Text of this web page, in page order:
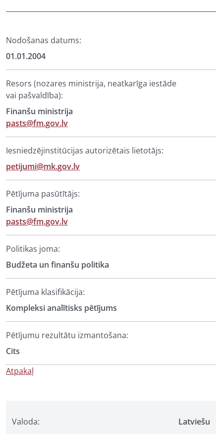
Valoda:
Latviešu
Nodošanas datums:
01.01.2004
Resors (nozares ministrija, neatkarīga iestāde
vai pašvaldība):
Finanšu ministrija
pasts@fm.gov.lv
Iesniedzējinstitūcijas autorizētais lietotājs:
petijumi@mk.gov.lv
Pētījuma pasūtītājs:
Finanšu ministrija
pasts@fm.gov.lv
Politikas joma:
Budžeta un finanšu politika
Pētījuma klasifikācija:
Kompleksi analītisks pētījums
Pētījumu rezultātu izmantošana:
Cits
Atpakaļ